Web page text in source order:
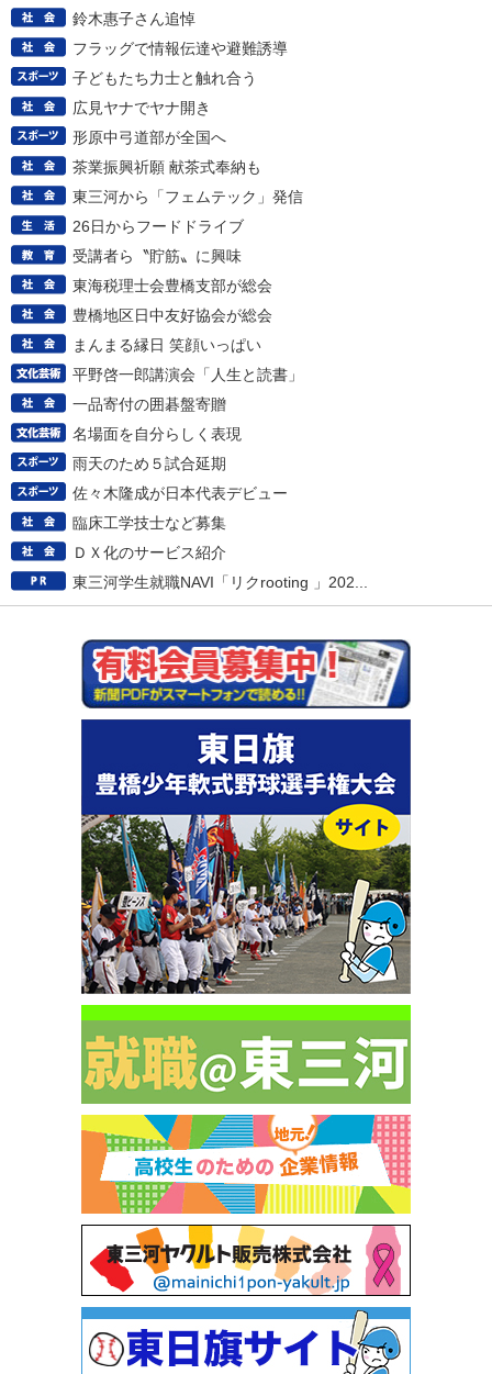
鈴木惠子さん追悼
フラッグで情報伝達や避難誘導
子どもたち力士と触れ合う
広見ヤナでヤナ開き
形原中弓道部が全国へ
茶業振興祈願 献茶式奉納も
東三河から「フェムテック」発信
26日からフードドライブ
受講者ら〝貯筋〟に興味
東海税理士会豊橋支部が総会
豊橋地区日中友好協会が総会
まんまる縁日 笑顔いっぱい
平野啓一郎講演会「人生と読書」
一品寄付の囲碁盤寄贈
名場面を自分らしく表現
雨天のため５試合延期
佐々木隆成が日本代表デビュー
臨床工学技士など募集
ＤＸ化のサービス紹介
東三河学生就職NAVI「リクrooting 」202...